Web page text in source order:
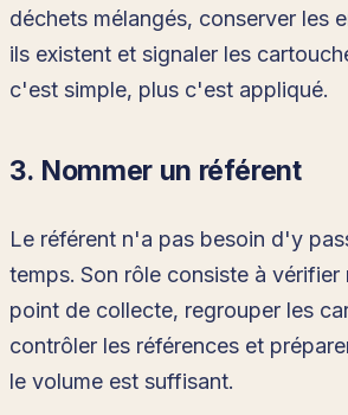
déchets mélangés, conserver les
ils existent et signaler les
c'est simple, plus c'est appliqué.
3. Nommer un référent
Le référent n'a pas besoin d'y
temps. Son rôle consiste à vérifier
point de collecte, regrouper les
contrôler les références et
le volume est suffisant.